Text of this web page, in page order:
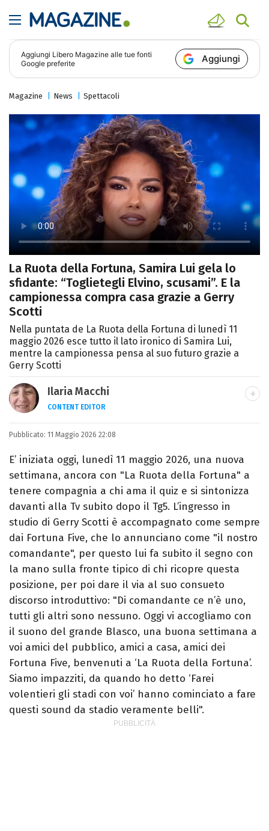
Aggiungi Libero Magazine alle tue fonti
Google preferite
Aggiungi
Magazine News Spettacoli
La Ruota della Fortuna, Samira Lui gela lo
sfidante: “Toglietegli Elvino, scusami”. E la
campionessa compra casa grazie a Gerry
Scotti
Nella puntata de La Ruota della Fortuna di lunedì 11
maggio 2026 esce tutto il lato ironico di Samira Lui,
mentre la campionessa pensa al suo futuro grazie a
Gerry Scotti
Ilaria Macchi
CONTENT EDITOR
Laureata in Linguaggi dei Media, amo il
giornalismo, il calcio, la TV e la moda, dove
cerco sempre le ultime tendenze.
Pubblicato: 11 Maggio 2026 22:08
E’ iniziata oggi, lunedì 11 maggio 2026, una nuova
settimana, ancora con "La Ruota della Fortuna" a
tenere compagnia a chi ama il quiz e si sintonizza
davanti alla Tv subito dopo il Tg5. L’ingresso in
studio di Gerry Scotti è accompagnato come sempre
dai Fortuna Five, che lo annunciano come "il nostro
comandante", per questo lui fa subito il segno con
la mano sulla fronte tipico di chi ricopre questa
posizione, per poi dare il via al suo consueto
discorso introduttivo: "Di comandante ce n’è uno,
tutti gli altri sono nessuno. Oggi vi accogliamo con
il suono del grande Blasco, una buona settimana a
voi amici del pubblico, amici a casa, amici dei
Fortuna Five, benvenuti a ‘La Ruota della Fortuna’.
Siamo impazziti, da quando ho detto ‘Farei
volentieri gli stadi con voi’ hanno cominciato a fare
questi sound da stadio veramente belli".